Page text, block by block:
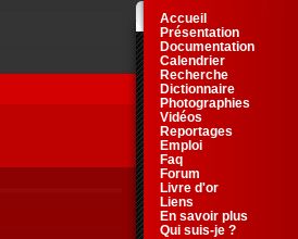
Accueil
Présentation
Documentation
Calendrier
Recherche
Dictionnaire
Photographies
Vidéos
Reportages
Emploi
Faq
Forum
Livre d'or
Liens
En savoir plus
Qui suis-je ?